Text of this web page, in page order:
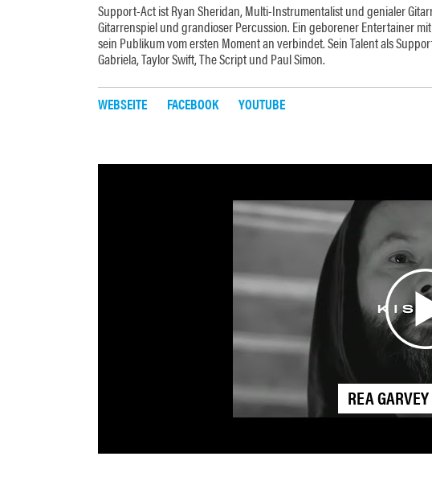
Support-Act ist Ryan Sheridan, Multi-Instrumentalist und genialer
Gitarrenspiel und grandioser Percussion. Ein geborener Entertainer
sein Publikum vom ersten Moment an verbindet. Sein Talent als
Gabriela, Taylor Swift, The Script und Paul Simon.
WEBSEITE FACEBOOK YOUTUBE
REA